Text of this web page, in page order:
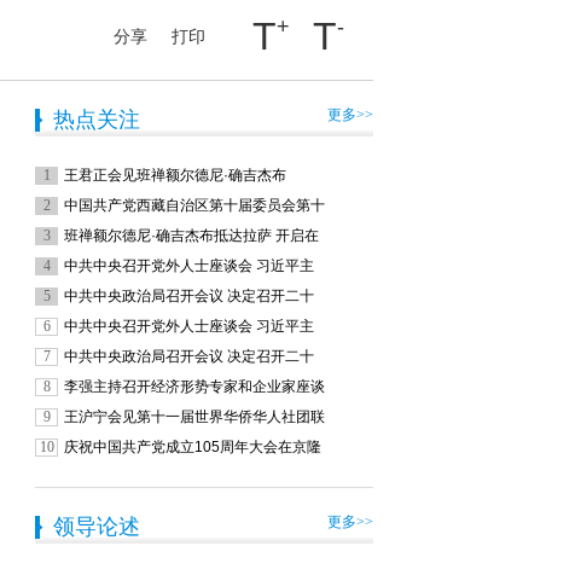
分享 打印 T+ T-
热点关注 更多>>
1
王君正会见班禅额尔德尼·确吉杰布
2
中国共产党西藏自治区第十届委员会第十
3
班禅额尔德尼·确吉杰布抵达拉萨 开启在
4
中共中央召开党外人士座谈会 习近平主
5
中共中央政治局召开会议 决定召开二十
6
中共中央召开党外人士座谈会 习近平主
7
中共中央政治局召开会议 决定召开二十
8
李强主持召开经济形势专家和企业家座谈
9
王沪宁会见第十一届世界华侨华人社团联
10
庆祝中国共产党成立105周年大会在京隆
领导论述 更多>>